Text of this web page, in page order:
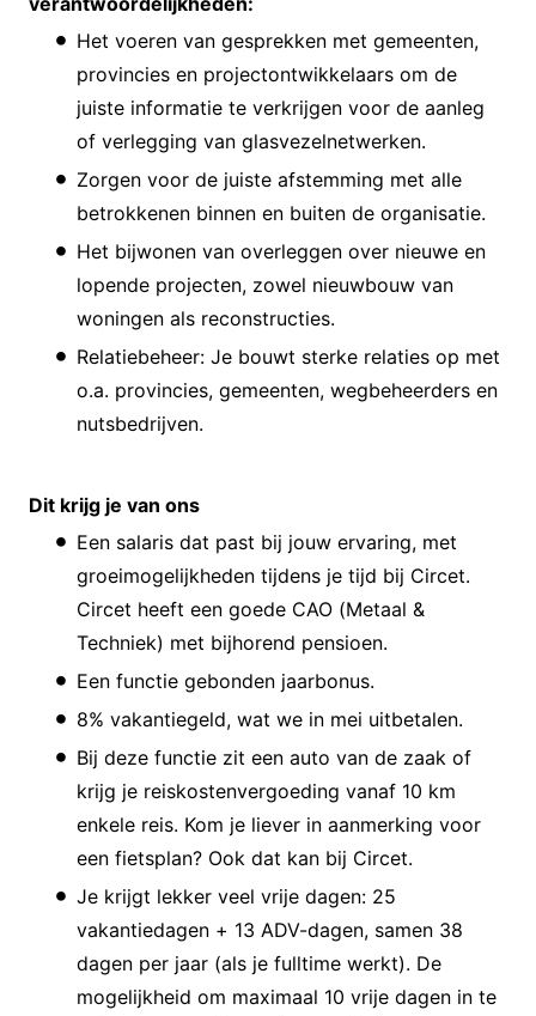
Het voeren van gesprekken met gemeenten,
provincies en projectontwikkelaars om de
juiste informatie te verkrijgen voor de aanleg
of verlegging van glasvezelnetwerken.
Zorgen voor de juiste afstemming met alle
betrokkenen binnen en buiten de organisatie.
Het bijwonen van overleggen over nieuwe en
lopende projecten, zowel nieuwbouw van
woningen als reconstructies.
Relatiebeheer: Je bouwt sterke relaties op met
o.a. provincies, gemeenten, wegbeheerders en
nutsbedrijven.
Dit krijg je van ons
Een salaris dat past bij jouw ervaring, met
groeimogelijkheden tijdens je tijd bij Circet.
Circet heeft een goede CAO (Metaal &
Techniek) met bijhorend pensioen.
Een functie gebonden jaarbonus.
8% vakantiegeld, wat we in mei uitbetalen.
Bij deze functie zit een auto van de zaak of
krijg je reiskostenvergoeding vanaf 10 km
enkele reis. Kom je liever in aanmerking voor
een fietsplan? Ook dat kan bij Circet.
Je krijgt lekker veel vrije dagen: 25
vakantiedagen + 13 ADV-dagen, samen 38
dagen per jaar (als je fulltime werkt). De
mogelijkheid om maximaal 10 vrije dagen in te